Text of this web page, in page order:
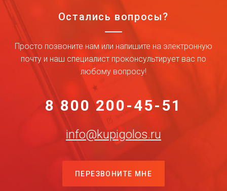
Остались вопросы?
Просто позвоните нам или напишите на электронную
почту и наш специалист проконсультирует вас по
любому вопросу!
8 800 200-45-51
info@kupigolos.ru
ПЕРЕЗВОНИТЕ МНЕ